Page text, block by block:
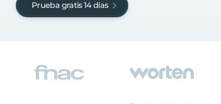
Prueba gratis 14 días